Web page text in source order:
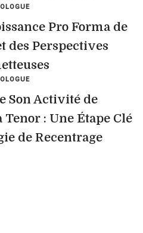
Pro Forma de
des Perspectives
Son Activité de
: Une Étape Clé
de Recentrage